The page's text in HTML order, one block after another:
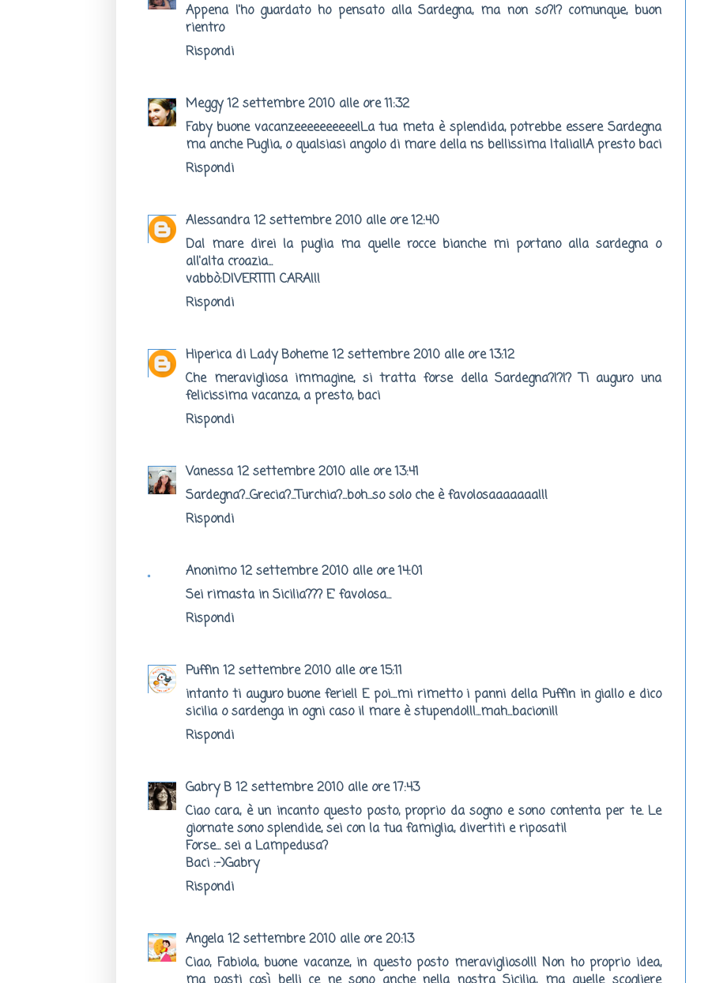
Appena l'ho guardato ho pensato alla Sardegna, ma non so?!? comunque, buon
rientro
Rispondi
Meggy 12 settembre 2010 alle ore 11:32
Faby buone vacanzeeeeeeeeee!La tua meta è splendida, potrebbe essere Sardegna
ma anche Puglia, o qualsiasi angolo di mare della ns bellissima Italia!!A presto baci
Rispondi
Alessandra 12 settembre 2010 alle ore 12:40
Dal mare direi la puglia ma quelle rocce bianche mi portano alla sardegna o
all'alta croazia...
vabbò:DIVERTITI CARA!!!
Rispondi
Hiperica di Lady Boheme 12 settembre 2010 alle ore 13:12
Che meravigliosa immagine, si tratta forse della Sardegna?!?!? Ti auguro una
felicissima vacanza, a presto, baci
Rispondi
Vanessa 12 settembre 2010 alle ore 13:41
Sardegna?...Grecia?...Turchia?...boh...so solo che è favolosaaaaaaa!!!
Rispondi
Anonimo 12 settembre 2010 alle ore 14:01
Sei rimasta in Sicilia??? E' favolosa...
Rispondi
Puffin 12 settembre 2010 alle ore 15:11
intanto ti auguro buone ferie!! E poi....mi rimetto i panni della Puffin in giallo e dico
sicilia o sardenga in ogni caso il mare è stupendo!!!...mah...bacioni!!
Rispondi
Gabry B 12 settembre 2010 alle ore 17:43
Ciao cara, è un incanto questo posto, proprio da sogno e sono contenta per te. Le
giornate sono splendide, sei con la tua famiglia, divertiti e riposati!
Forse... sei a Lampedusa?
Baci :-)Gabry
Rispondi
Angela 12 settembre 2010 alle ore 20:13
Ciao, Fabiola, buone vacanze, in questo posto meraviglioso!!! Non ho proprio idea,